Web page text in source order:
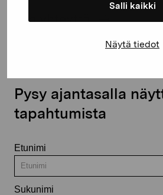
Salli kaikki
Näytä tiedot
Ota yhteyttä
Pysy ajantasalla
tapahtumista
Etunimi
Sukunimi